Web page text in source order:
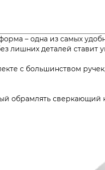
– одна из самых
лишних деталей
с большинством
обрамлять